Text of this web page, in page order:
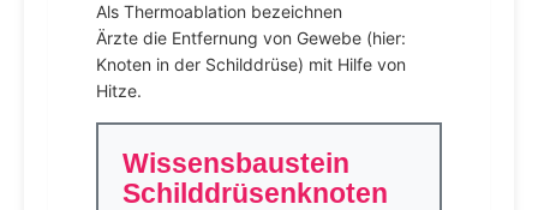
Als Thermoablation bezeichnen
Ärzte die Entfernung von Gewebe (hier:
Knoten in der Schilddrüse) mit Hilfe von
Hitze.
Wissensbaustein
Schilddrüsenknoten